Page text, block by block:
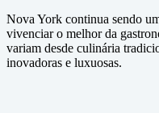
Nova York continua sendo
vivenciar o melhor da
variam desde culinária
inovadoras e luxuosas.